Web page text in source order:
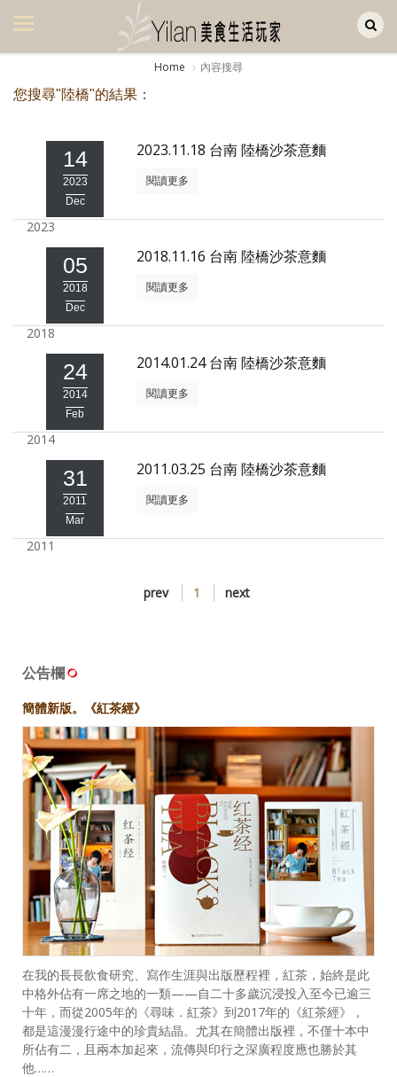
美食集
美飲集
旅遊集
旅遊美食集
生活風
書房集
日記簿
享樂隨手拍
照相簿
創意出版服務
媒體報導一覽
合作與代言
訂閱電子報
Home
內容搜尋
您搜尋"陸橋"的結果：
14
2023
Dec
2023.11.18 台南 陸橋沙茶意麵
2023
閱讀更多
05
2018
Dec
2018.11.16 台南 陸橋沙茶意麵
2018
閱讀更多
24
2014
Feb
2014.01.24 台南 陸橋沙茶意麵
2014
閱讀更多
31
2011
Mar
2011.03.25 台南 陸橋沙茶意麵
2011
閱讀更多
prev 1 next
公告欄
簡體新版。《紅茶經》
在我的長長飲食研究、寫作生涯與出版歷程裡，紅茶，始終是此
中格外佔有一席之地的一類——自二十多歲沉浸投入至今已逾三
十年，而從2005年的《尋味．紅茶》到2017年的《紅茶經》，
都是這漫漫行途中的珍貴結晶。尤其在簡體出版裡，不僅十本中
所佔有二，且兩本加起來，流傳與印行之深廣程度應也勝於其
他……